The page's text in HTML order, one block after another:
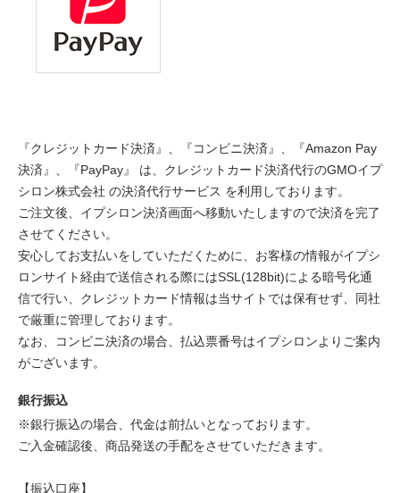
『クレジットカード決済』、『コンビニ決済』、『Amazon Pay
決済』、『PayPay』 は、クレジットカード決済代行のGMOイプ
シロン株式会社 の決済代行サービス を利用しております。
ご注文後、イプシロン決済画面へ移動いたしますので決済を完了
させてください。
安心してお支払いをしていただくために、お客様の情報がイプシ
ロンサイト経由で送信される際にはSSL(128bit)による暗号化通
信で行い、クレジットカード情報は当サイトでは保有せず、同社
で厳重に管理しております。
なお、コンビニ決済の場合、払込票番号はイプシロンよりご案内
がございます。
銀行振込
※銀行振込の場合、代金は前払いとなっております。
ご入金確認後、商品発送の手配をさせていただきます。
【振込口座】